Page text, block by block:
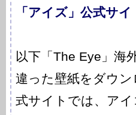
「アイズ」公式サ
以下「The Eye」海
違った壁紙をダウ
式サイトでは、ア